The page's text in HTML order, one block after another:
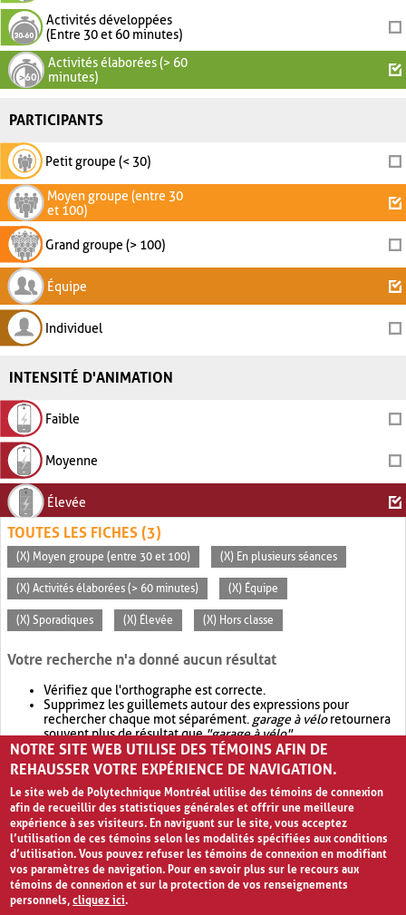
Activités développées
(Entre 30 et 60 minutes)
Activités élaborées (> 60
minutes)
PARTICIPANTS
Petit groupe (< 30)
Moyen groupe (entre 30
et 100)
Grand groupe (> 100)
Équipe
Individuel
INTENSITÉ D'ANIMATION
Faible
Moyenne
Élevée
TOUTES LES FICHES (3)
(X) Moyen groupe (entre 30 et 100) (X) En plusieurs séances
(X) Activités élaborées (> 60 minutes) (X) Équipe
(X) Sporadiques (X) Élevée (X) Hors classe
Votre recherche n'a donné aucun résultat
Vérifiez que l'orthographe est correcte.
Supprimez les guillemets autour des expressions pour
rechercher chaque mot séparément. garage à véloretournera
souvent plus de résultat que"garage à vélo".
Envisagez d'élargir votre recherche avec OR.garage OR vélo
retournera souvent plus de résultat quegarage à vélo
NOTRE SITE WEB UTILISE DES TÉMOINS AFIN DE
REHAUSSER VOTRE EXPÉRIENCE DE NAVIGATION.
Le site web de Polytechnique Montréal utilise des témoins de connexion
afin de recueillir des statistiques générales et offrir une meilleure
expérience à ses visiteurs. En naviguant sur le site, vous acceptez
l’utilisation de ces témoins selon les modalités spécifiées aux conditions
d’utilisation. Vous pouvez refuser les témoins de connexion en modifiant
vos paramètres de navigation. Pour en savoir plus sur le recours aux
témoins de connexion et sur la protection de vos renseignements
personnels,cliquez ici.